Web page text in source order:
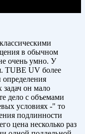
в обычном
очень умно. У
TUBE UV более
определения
задач он мало
дело с объемами
условиях -" то
подлинности
цена несколько раз